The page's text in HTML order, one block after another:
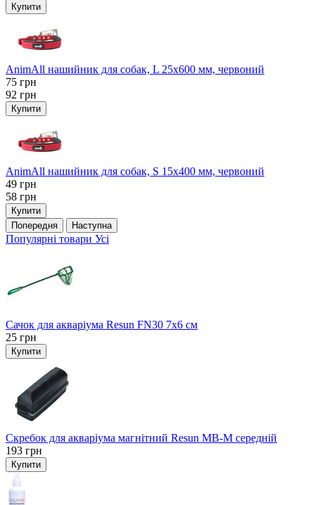
Купити
AnimAll нашийник для собак, L 25x600 мм, червоний
75 грн
92 грн
Купити
AnimAll нашийник для собак, S 15х400 мм, червоний
49 грн
58 грн
Купити
Попередня
Наступна
Популярні товари Усі
Сачок для акваріума Resun FN30 7х6 см
25 грн
Купити
Скребок для акваріума магнітний Resun MB-M середній
193 грн
Купити